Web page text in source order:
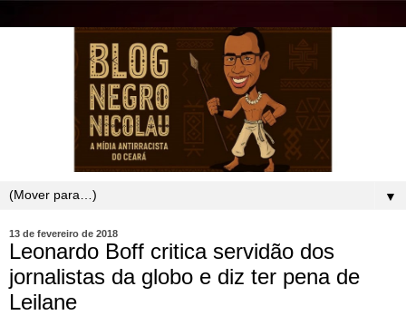
▼
13 de fevereiro de 2018
Leonardo Boff critica servidão dos
jornalistas da globo e diz ter pena de
Leilane